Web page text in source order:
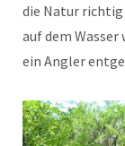
die Natur richtig
auf dem Wasser
ein Angler